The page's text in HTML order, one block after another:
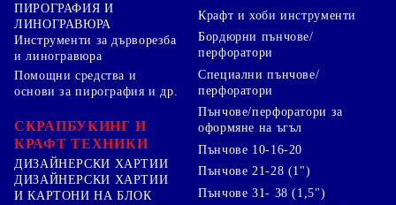
ПИРОГРАФИЯ И
ЛИНОГРАВЮРА
Инструменти за дърворезба
и линогравюра
Помощни средства и
основи за пирография и др.
СКРАПБУКИНГ И
КРАФТ ТЕХНИКИ
ДИЗАЙНЕРСКИ ХАРТИИ
ДИЗАЙНЕРСКИ ХАРТИИ
И КАРТОНИ НА БЛОК
Крафт и хоби инструменти
Бордюрни пънчове/
перфоратори
Специални пънчове/
перфоратори
Пънчове/перфоратори за
оформяне на ъгъл
Пънчове 10-16-20
Пънчове 21-28 (1")
Пънчове 31- 38 (1,5")